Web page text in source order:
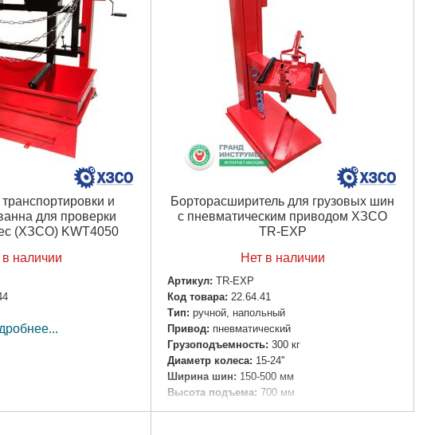
и
для проверки
(ХЗСО) KWT4050
в наличии
Борторасширитель для грузовых шин
с пневматическим приводом ХЗСО
TR-EXP
Нет в наличии
Артикул: TR-EXP
Код товара: 22.64.41
Тип: ручной, напольный
Привод: пневматический
Грузоподъемность: 300 кг
Диаметр колеса: 15-24''
Ширина шин: 150-500 мм
Высота подъема: 700 мм
Высота подхвата: 50 мм